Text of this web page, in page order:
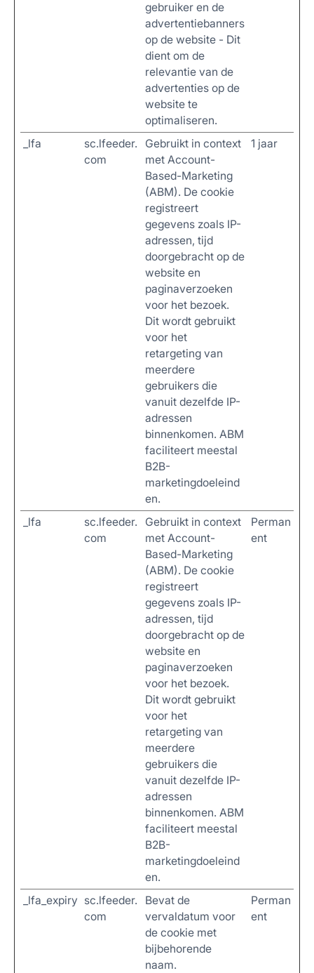
gebruiker en de
advertentiebanners
op de website - Dit
dient om de
relevantie van de
advertenties op de
website te
optimaliseren.
_lfa
sc.lfeeder.
com
Gebruikt in context
met Account-
Based-Marketing
(ABM). De cookie
registreert
gegevens zoals IP-
adressen, tijd
doorgebracht op de
website en
paginaverzoeken
voor het bezoek.
Dit wordt gebruikt
voor het
retargeting van
meerdere
gebruikers die
vanuit dezelfde IP-
adressen
binnenkomen. ABM
faciliteert meestal
B2B-
marketingdoeleind
en.
1 jaar
_lfa
sc.lfeeder.
com
Gebruikt in context
met Account-
Based-Marketing
(ABM). De cookie
registreert
gegevens zoals IP-
adressen, tijd
doorgebracht op de
website en
paginaverzoeken
voor het bezoek.
Dit wordt gebruikt
voor het
retargeting van
meerdere
gebruikers die
vanuit dezelfde IP-
adressen
binnenkomen. ABM
faciliteert meestal
B2B-
marketingdoeleind
en.
Perman
ent
_lfa_expiry sc.lfeeder.
com
Bevat de
vervaldatum voor
de cookie met
bijbehorende
naam.
Perman
ent